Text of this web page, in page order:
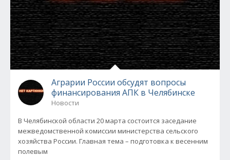
Аграрии России обсудят вопросы
финансирования АПК в Челябинске
Новости
В Челябинской области 20 марта состоится заседание
межведомственной комиссии министерства сельского
хозяйства России. Главная тема – подготовка к весенним
полевым